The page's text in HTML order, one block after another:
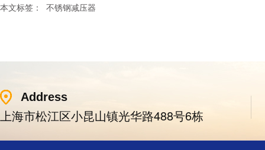
本文标签： 不锈钢减压器
Address
上海市松江区小昆山镇光华路488号6栋